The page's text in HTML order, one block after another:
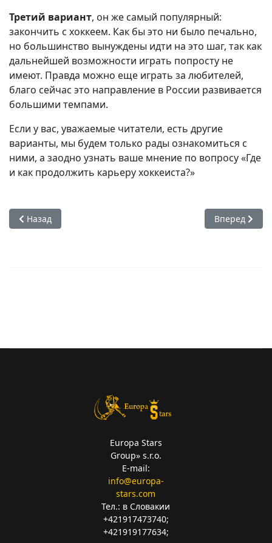
Третий вариант, он же самый популярный:
закончить с хоккеем. Как бы это ни было печально,
но большинство вынуждены идти на это шаг, так как
дальнейшей возможности играть попросту не
имеют. Правда можно еще играть за любителей,
благо сейчас это направление в России развивается
большими темпами.
Если у вас, уважаемые читатели, есть другие
варианты, мы будем только рады ознакомиться с
ними, а заодно узнать ваше мнение по вопросу «Где
и как продолжить карьеру хоккеиста?»
Предыдущий: Словакия или Канада?
Назад Следующий:
Вперед
Europa Stars
Group» s.r.o.
E-mail:
info@europa-
stars.com
Тел.: в Словакии
+421917473740;
+421919177634;